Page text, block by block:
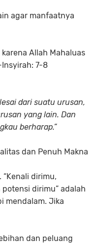
agar manfaatnya
Allah Mahaluas
Insyirah: 7-8
dari suatu urusan,
yang lain. Dan
berharap.”
dan Penuh Makna
“Kenali dirimu,
dirimu” adalah
mendalam. Jika
dan peluang